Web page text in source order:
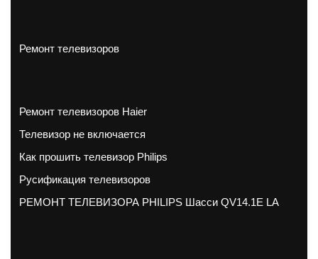
Ремонт телевизоров
Ремонт телевизоров Haier
Телевизор не включается
Как прошить телевизор Philips
Русификация телевизоров
РЕМОНТ ТЕЛЕВИЗОРА PHILIPS Шасси QV14.1E LA